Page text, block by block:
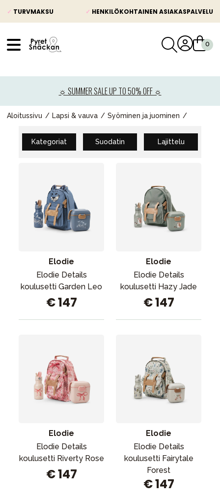
✓ TURVMAKSU ✓ HENKILÖKOHTAINEN ASIAKASPALVELU
☼ SUMMER SALE UP TO 50% OFF ☼
Aloitussivu Lapsi & vauva Syöminen ja juominen
Kategoriat Suodatin Lajittelu
Elodie
Elodie Details
koulusetti Garden Leo
€ 147
Elodie
Elodie Details
koulusetti Hazy Jade
€ 147
Elodie
Elodie Details
koulusetti Riverty Rose
€ 147
Elodie
Elodie Details
koulusetti Fairytale
Forest
€ 147
Lastenvaunut
Lasten turvaistuimet
Vauvan paketti
Lapsi & vauva
Huonekalut & vuodevaatteet
Tarvikkeet
Lahjavinkkejä
Aurinko ja uinti
Opas
Ota meihin yhteyttä osoitteessa